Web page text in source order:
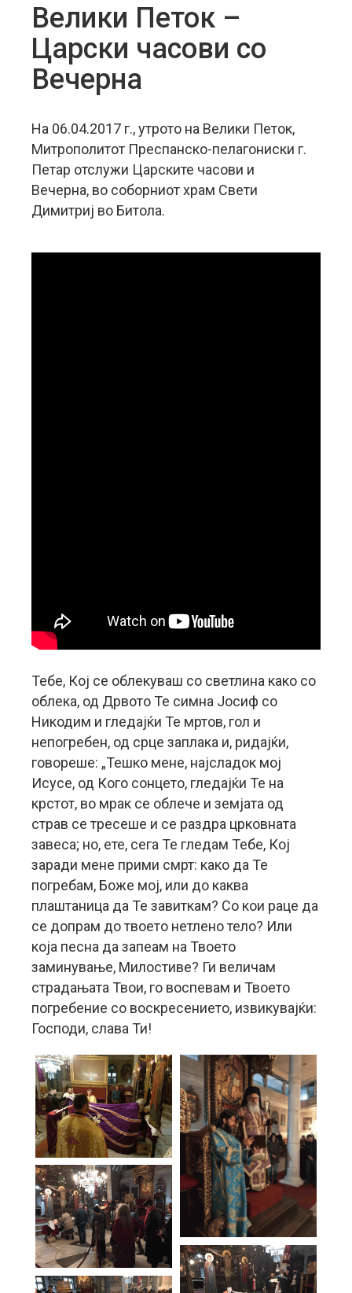
Велики Петок –
Царски часови со
Вечерна
На 06.04.2017 г., утрото на Велики Петок,
Митрополитот Преспанско-пелагониски г.
Петар отслужи Царските часови и
Вечерна, во соборниот храм Свети
Димитриј во Битола.
Тебе, Кој се облекуваш со светлина како со
облека, од Дрвото Те симна Јосиф со
Никодим и гледајќи Те мртов, гол и
непогребен, од срце заплака и, ридајќи,
говореше: „Тешко мене, најсладок мој
Исусе, од Кого сонцето, гледајќи Те на
крстот, во мрак се облече и земјата од
страв се тресеше и се раздра црковната
завеса; но, ете, сега Те гледам Тебе, Кој
заради мене прими смрт: како да Те
погребам, Боже мој, или до каква
плаштаница да Те завиткам? Со кои раце да
се допрам до твоето нетлено тело? Или
која песна да запеам на Твоето
заминување, Милостиве? Ги величам
страдањата Твои, го воспевам и Твоето
погребение со воскресението, извикувајќи:
Господи, слава Ти!